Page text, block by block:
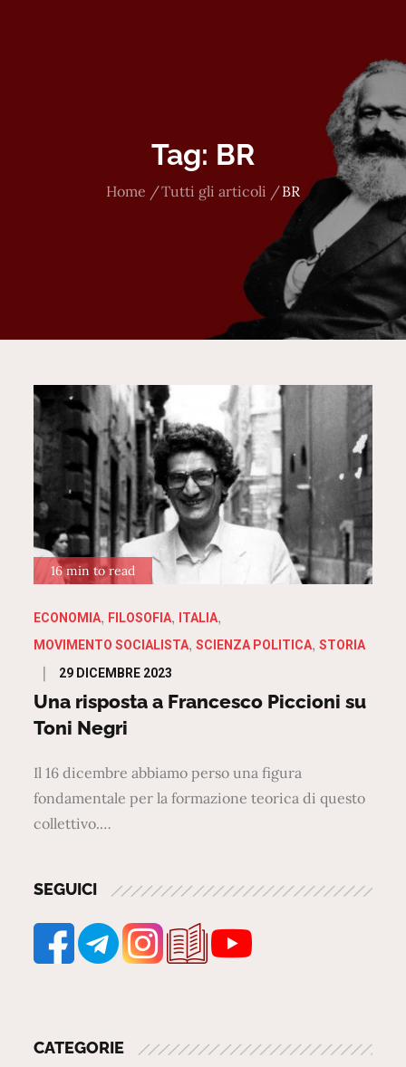
Tag: BR
Home Tutti gli articoli BR
16 min to read
ECONOMIA FILOSOFIA
ITALIA
MOVIMENTO SOCIALISTA SCIENZA POLITICA STORIA
Posted
on
29 DICEMBRE 2023
Una risposta a Francesco Piccioni su
Toni Negri
Il 16 dicembre abbiamo perso una figura
fondamentale per la formazione teorica di questo
collettivo.…
SEGUICI
CATEGORIE